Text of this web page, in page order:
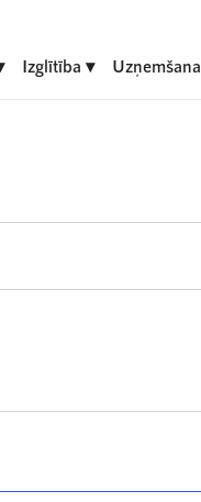
Izglītība Uzņemšana